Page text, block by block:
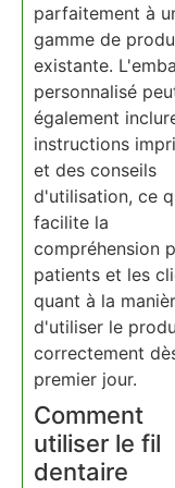
parfaitement à
gamme de
existante.
personnalisé
également
instructions
et des conseils
d'utilisation, ce
facilite la
compréhension
patients et les
quant à la
d'utiliser le
correctement
premier jour.
Comment
utiliser le fil
dentaire